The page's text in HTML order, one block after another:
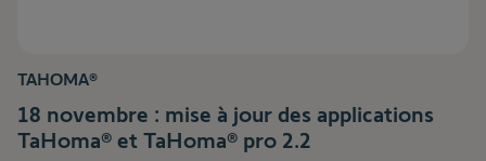
TAHOMA®
18 novembre : mise à jour des applications
TaHoma® et TaHoma® pro 2.2